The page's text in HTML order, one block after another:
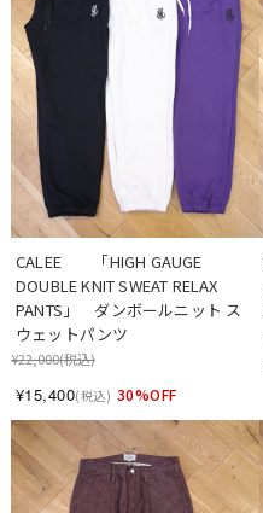
CALEE　　「HIGH GAUGE
DOUBLE KNIT SWEAT RELAX
PANTS」　ダンボールニット ス
ウェットパンツ
¥22,000(税込)
¥15,400(税込) 30%OFF